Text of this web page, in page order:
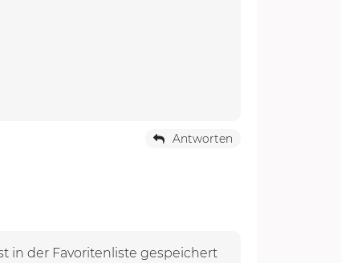
Antworten
in der Favoritenliste gespeichert